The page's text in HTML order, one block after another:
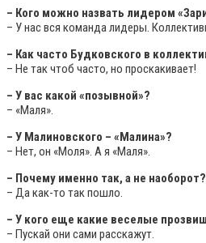
– Кого можно назвать лидером
– У нас вся команда лидеры.
– Как часто Будковского в
– Не так чтоб часто, но проскакивает!
– У вас какой «позывной»?
– «Маля».
– У Малиновского – «Малина»?
– Нет, он «Моля». А я «Маля».
– Почему именно так, а не наоборот?
– Да как-то так пошло.
– У кого еще какие веселые
– Пускай они сами расскажут.